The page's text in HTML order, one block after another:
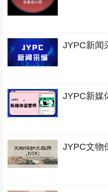
JYPC新闻
JYPC新媒
JYPC文物